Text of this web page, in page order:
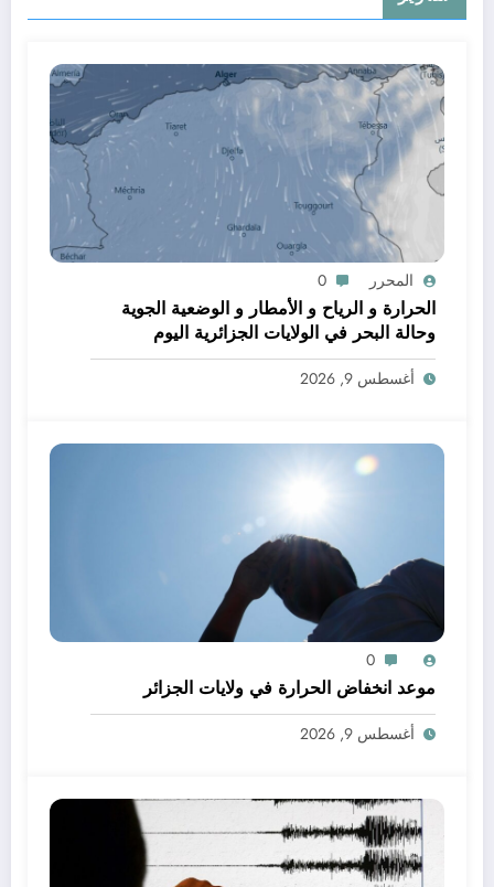
المحرر 0
الحرارة و الرياح و الأمطار و الوضعية الجوية
وحالة البحر في الولايات الجزائرية اليوم
أغسطس 9, 2026
0
موعد انخفاض الحرارة في ولايات الجزائر
أغسطس 9, 2026